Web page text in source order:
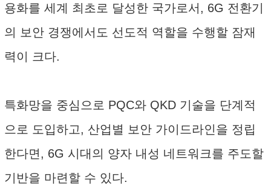
용화를 세계 최초로 달성한 국가로서, 6G 전환기
의 보안 경쟁에서도 선도적 역할을 수행할 잠재
력이 크다.
특화망을 중심으로 PQC와 QKD 기술을 단계적
으로 도입하고, 산업별 보안 가이드라인을 정립
한다면, 6G 시대의 양자 내성 네트워크를 주도할
기반을 마련할 수 있다.